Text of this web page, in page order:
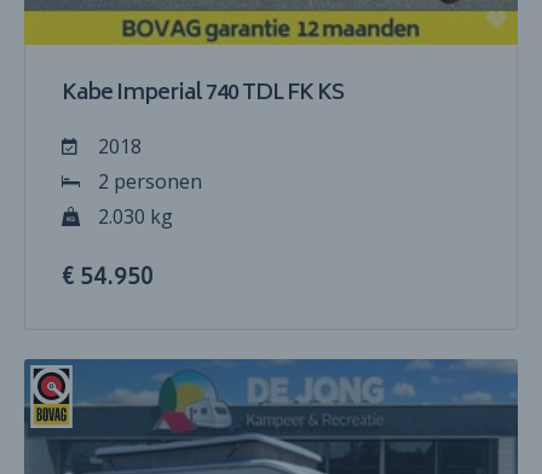
Kabe Imperial 740 TDL FK KS
2018
2 personen
2.030 kg
€ 54.950